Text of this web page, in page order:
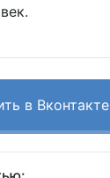
в Вконтакте